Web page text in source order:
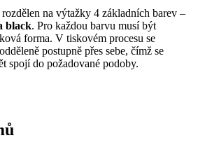
na výtažky 4 základních barev –
black. Pro každou barvu musí být
forma. V tiskovém procesu se
postupně přes sebe, čímž se
spojí do požadované podoby.